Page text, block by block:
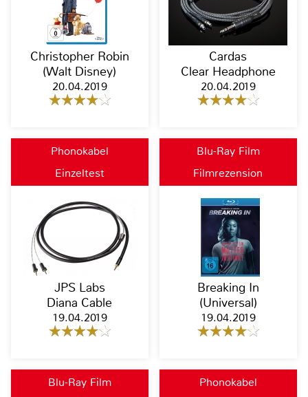
Christopher Robin
(Walt Disney)
20.04.2019
Cardas
Clear Headphone
20.04.2019
Phonokabel
Einzeltest
JPS Labs
Diana Cable
19.04.2019
Blu-Ray Film
Filmrezension
Breaking In
(Universal)
19.04.2019
Blu-Ray Film Phonokabel